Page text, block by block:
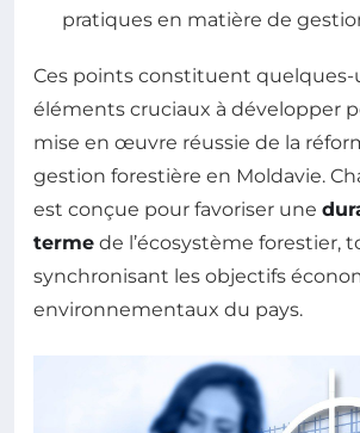
pratiques en matière de
Ces points constituent quelques-
éléments cruciaux à développer
mise en œuvre réussie de la
gestion forestière en Moldavie.
est conçue pour favoriser une
terme de l’écosystème forestier,
synchronisant les objectifs
environnementaux du pays.